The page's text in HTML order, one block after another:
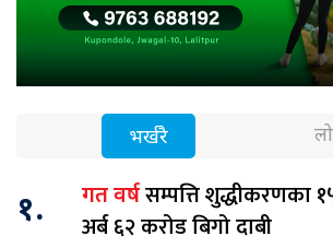
भर्खरै
१. गत वर्षसम्पत्ति शुद्धीकरणका
अर्ब ६२ करोड बिगो दाबी